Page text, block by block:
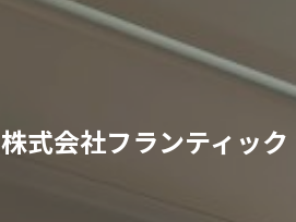
株式会社フランティック